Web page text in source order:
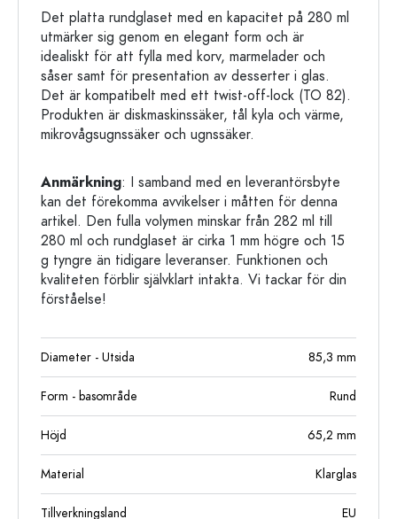
Det platta rundglaset med en kapacitet på 280 ml
utmärker sig genom en elegant form och är
idealiskt för att fylla med korv, marmelader och
såser samt för presentation av desserter i glas.
Det är kompatibelt med ett twist-off-lock (TO 82).
Produkten är diskmaskinssäker, tål kyla och värme,
mikrovågsugnssäker och ugnssäker.
Anmärkning: I samband med en leverantörsbyte
kan det förekomma avvikelser i måtten för denna
artikel. Den fulla volymen minskar från 282 ml till
280 ml och rundglaset är cirka 1 mm högre och 15
g tyngre än tidigare leveranser. Funktionen och
kvaliteten förblir självklart intakta. Vi tackar för din
förståelse!
Diameter - Utsida 85,3 mm
Form - basområde Rund
Höjd 65,2 mm
Material Klarglas
Tillverkningsland EU